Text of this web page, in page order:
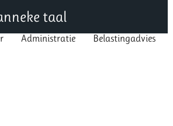
taal
Administratie Belastingadvies